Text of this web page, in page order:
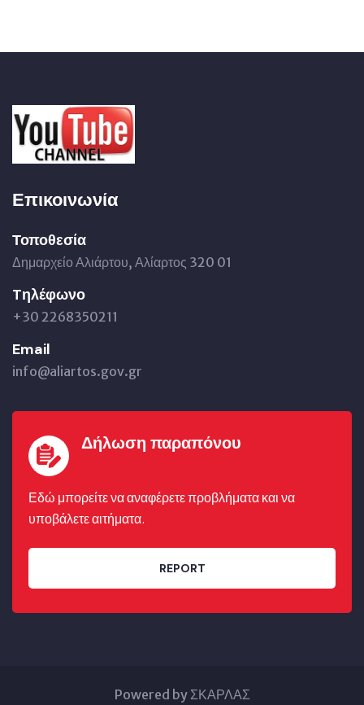
Επικοινωνία
Τοποθεσία
Δημαρχείο Αλιάρτου, Αλίαρτος 320 01
Tηλέφωνο
+30 2268350211
Email
info@aliartos.gov.gr
Δήλωση παραπόνου
Εδώ μπορείτε να αναφέρετε προβλήματα και να
υποβάλετε αιτήματα.
REPORT
Powered by ΣΚΑΡΛΑΣ